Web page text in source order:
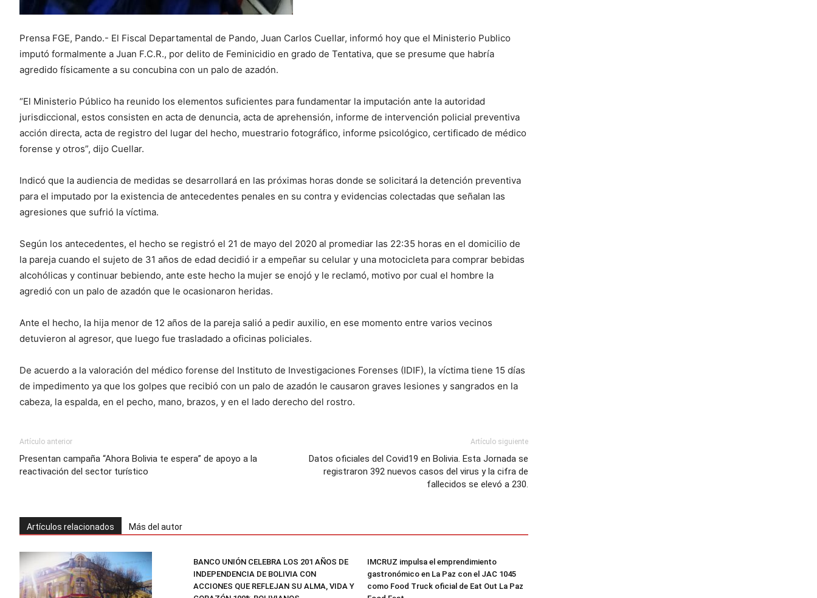
Prensa FGE, Pando.- El Fiscal Departamental de Pando, Juan Carlos Cuellar, informó hoy que el Ministerio Publico
imputó formalmente a Juan F.C.R., por delito de Feminicidio en grado de Tentativa, que se presume que habría
agredido físicamente a su concubina con un palo de azadón.
“El Ministerio Público ha reunido los elementos suficientes para fundamentar la imputación ante la autoridad
jurisdiccional, estos consisten en acta de denuncia, acta de aprehensión, informe de intervención policial preventiva
acción directa, acta de registro del lugar del hecho, muestrario fotográfico, informe psicológico, certificado de médico
forense y otros”, dijo Cuellar.
Indicó que la audiencia de medidas se desarrollará en las próximas horas donde se solicitará la detención preventiva
para el imputado por la existencia de antecedentes penales en su contra y evidencias colectadas que señalan las
agresiones que sufrió la víctima.
Según los antecedentes, el hecho se registró el 21 de mayo del 2020 al promediar las 22:35 horas en el domicilio de
la pareja cuando el sujeto de 31 años de edad decidió ir a empeñar su celular y una motocicleta para comprar bebidas
alcohólicas y continuar bebiendo, ante este hecho la mujer se enojó y le reclamó, motivo por cual el hombre la
agredió con un palo de azadón que le ocasionaron heridas.
Ante el hecho, la hija menor de 12 años de la pareja salió a pedir auxilio, en ese momento entre varios vecinos
detuvieron al agresor, que luego fue trasladado a oficinas policiales.
De acuerdo a la valoración del médico forense del Instituto de Investigaciones Forenses (IDIF), la víctima tiene 15 días
de impedimento ya que los golpes que recibió con un palo de azadón le causaron graves lesiones y sangrados en la
cabeza, la espalda, en el pecho, mano, brazos, y en el lado derecho del rostro.
Artículo anterior
Presentan campaña “Ahora Bolivia te espera” de apoyo a la
reactivación del sector turístico
Artículo siguiente
Datos oficiales del Covid19 en Bolivia. Esta Jornada se
registraron 392 nuevos casos del virus y la cifra de
fallecidos se elevó a 230.
Artículos relacionados Más del autor
BANCO UNIÓN CELEBRA LOS 201 AÑOS DE
INDEPENDENCIA DE BOLIVIA CON
ACCIONES QUE REFLEJAN SU ALMA, VIDA Y
IMCRUZ impulsa el emprendimiento
gastronómico en La Paz con el JAC 1045
como Food Truck oficial de Eat Out La Paz